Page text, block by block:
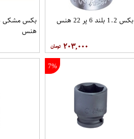
بکس 1.2 بلند 6 پر 22 هنس
۲۰۳,۰۰۰
هنس
7%